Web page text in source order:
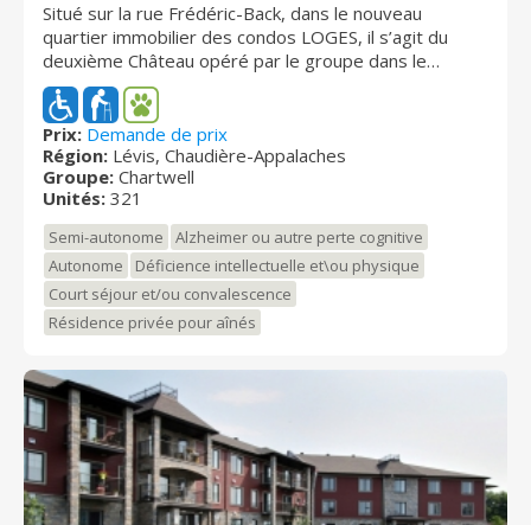
Situé sur la rue Frédéric-Back, dans le nouveau
quartier immobilier des condos LOGES, il s’agit du
deuxième Château opéré par le groupe dans le
secteur de Saint-Nicolas à Lévis. Érigé sur 14 étages
et comprenant 321 unités, le bâtiment profitera d’un
aménagement moderne avec des espaces communs
intérieurs et extérieurs diversifiés incluant de
nombreux avantages pour le plus grand plaisir des
futurs résidents. On peut notamment mentionner des
services comme la télémédecine, une pharmacie, un
dépanneur, un stationnement intérieur, une piscine et
une salle de quilles, un gym, un salon de détente, des
tables de billard et des tables de jeu, un cinéma et un
golf virtuel, un salon de coiffure et d’esthétique, et
Chutes II, on vous le dit, le bonheur est ici!
Prix: Demande de prix
Région: Lévis, Chaudière-Appalaches
Groupe: Chartwell
Unités: 321
Semi-autonome
Alzheimer ou autre perte cognitive
Autonome
Déficience intellectuelle et\ou physique
Court séjour et/ou convalescence
Résidence privée pour aînés